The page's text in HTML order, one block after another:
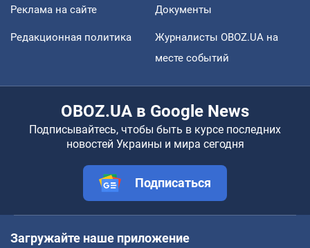
Реклама на сайте Документы
Редакционная политика
Журналисты OBOZ.UA на
месте событий
OBOZ.UA в Google News
Подписывайтесь, чтобы быть в курсе последних
новостей Украины и мира сегодня
Подписаться
Загружайте наше приложение